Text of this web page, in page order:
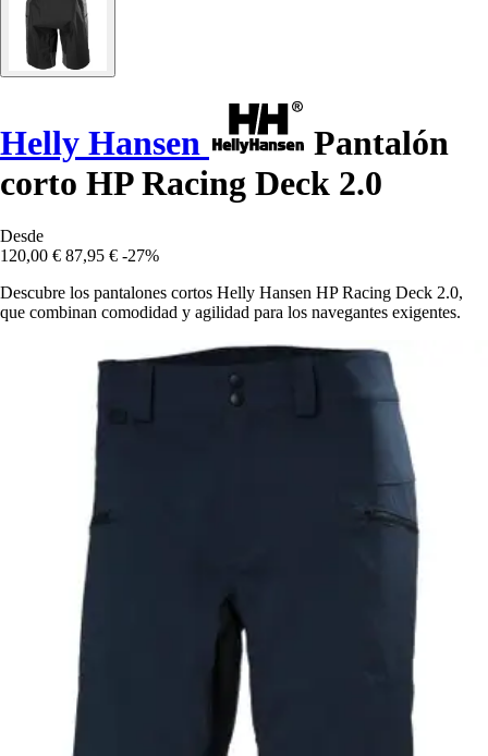
Helly Hansen
Pantalón
corto HP Racing Deck 2.0
Desde
120,00 € 87,95 € -27%
Descubre los pantalones cortos Helly Hansen HP Racing Deck 2.0,
que combinan comodidad y agilidad para los navegantes exigentes.